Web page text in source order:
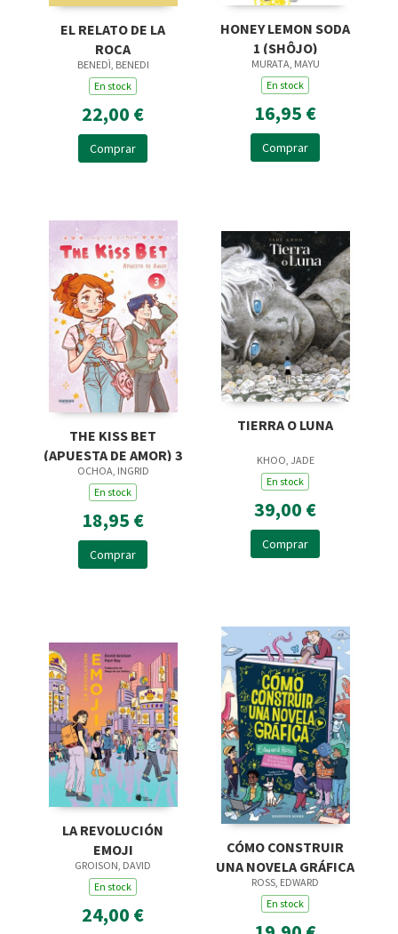
EL RELATO DE LA
ROCA
BENEDÌ, BENEDI
En stock
22,00 €
Comprar
HONEY LEMON SODA
1 (SHÔJO)
MURATA, MAYU
En stock
16,95 €
Comprar
THE KISS BET
(APUESTA DE AMOR) 3
OCHOA, INGRID
En stock
18,95 €
Comprar
TIERRA O LUNA
KHOO, JADE
En stock
39,00 €
Comprar
LA REVOLUCIÓN
EMOJI
GROISON, DAVID
En stock
24,00 €
CÓMO CONSTRUIR
UNA NOVELA GRÁFICA
ROSS, EDWARD
En stock